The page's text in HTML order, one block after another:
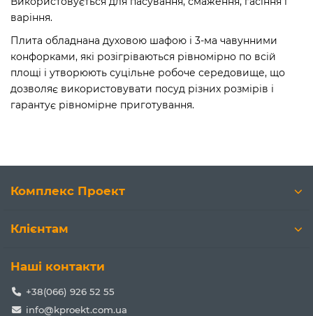
варіння.
Плита обладнана духовою шафою і 3-ма чавунними
конфорками, які розігріваються рівномірно по всій
площі і утворюють суцільне робоче середовище, що
дозволяє використовувати посуд різних розмірів і
гарантує рівномірне приготування.
Комплекс Проект
Клієнтам
Наші контакти
+38(066) 926 52 55
info@kproekt.com.ua